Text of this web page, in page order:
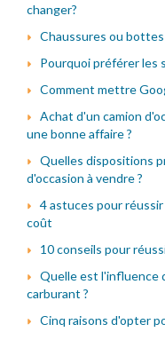
changer?
Chaussures ou
Pourquoi préférer les
Comment mettre
Achat d'un camion
une bonne affaire ?
Quelles dispositions
d'occasion à vendre ?
4 astuces pour
coût
10 conseils pour
Quelle est l'influence
carburant ?
Cinq raisons d'opter